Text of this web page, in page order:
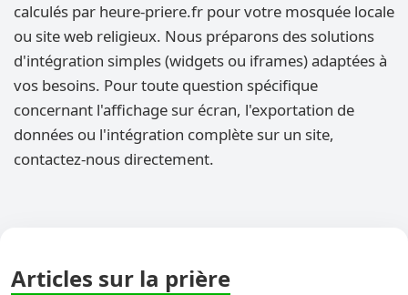
calculés par heure-priere.fr pour votre mosquée locale
ou site web religieux. Nous préparons des solutions
d'intégration simples (widgets ou iframes) adaptées à
vos besoins. Pour toute question spécifique
concernant l'affichage sur écran, l'exportation de
données ou l'intégration complète sur un site,
contactez-nous directement.
Articles sur la prière